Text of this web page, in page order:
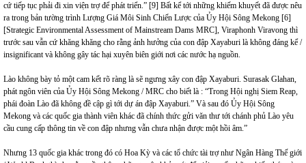
cứ tiếp tục phải đi xin viện trợ để phát triển.” [9] Bất kể tới những khiếm khuyết đã được nêu
ra trong bản tường trình Lượng Giá Môi Sinh Chiến Lược của Ủy Hội Sông Mekong [6]
[Strategic Environmental Assessment of Mainstream Dams MRC], Viraphonh Viravong thì
trước sau vẫn cứ khăng khăng cho rằng ảnh hưởng của con đập Xayaburi là không đáng kể /
insignificant và không gây tác hại xuyên biên giới nơi các nước hạ nguồn.
Lào không bày tỏ một cam kết rõ ràng là sẽ ngưng xây con đập Xayaburi. Surasak Glahan,
phát ngôn viên của Ủy Hội Sông Mekong / MRC cho biết là : “Trong Hội nghị Siem Reap,
phái đoàn Lào đã không đề cập gì tới dự án đập Xayaburi.” Và sau đó Ủy Hội Sông
Mekong và các quốc gia thành viên khác đã chính thức gửi văn thư tới chánh phủ Lào yêu
cầu cung cấp thông tin về con đập nhưng vẫn chưa nhận được một hồi âm.”
Nhưng 13 quốc gia khác trong đó có Hoa Kỳ và các tổ chức tài trợ như Ngân Hàng Thế giới